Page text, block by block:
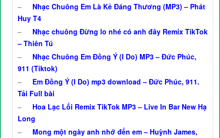
–
Nhạc Chuông Em Là Kẻ Đáng Thương (MP3) – Phát
Huy T4
–
Nhạc chuông Đừng lo nhé có anh đây Remix TikTok
– Thiên Tú
–
Nhạc Chuông Em Đồng Ý (I Do) MP3 – Đức Phúc,
911 (Tiktok)
–
Em Đồng Ý (I Do) mp3 download – Đức Phúc, 911.
Tải Full bài
–
Hoa Lạc Lối Remix TikTok MP3 – Live In Bar New Hạ
Long
–
Mong một ngày anh nhớ đến em – Huỳnh James,